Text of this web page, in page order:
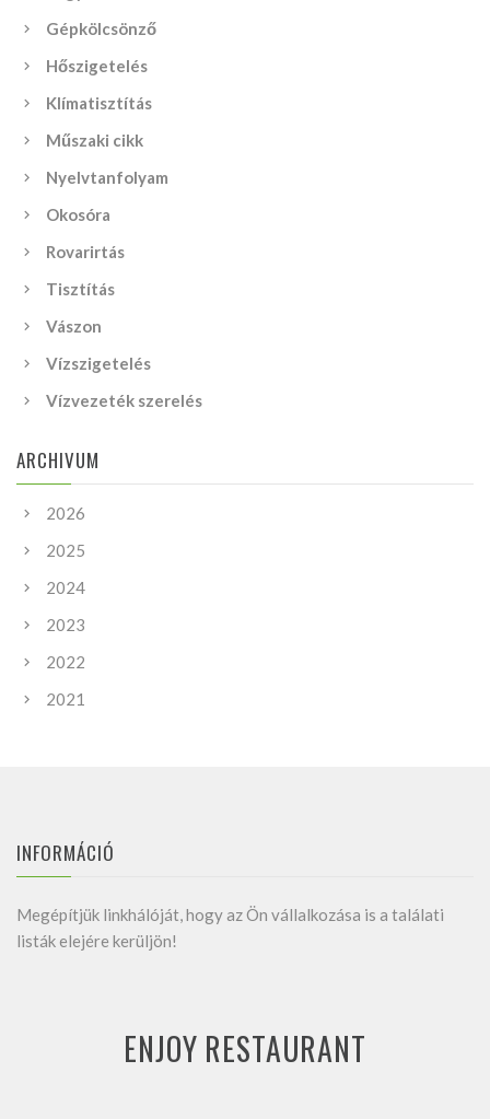
Gépkölcsönző
Hőszigetelés
Klímatisztítás
Műszaki cikk
Nyelvtanfolyam
Okosóra
Rovarirtás
Tisztítás
Vászon
Vízszigetelés
Vízvezeték szerelés
ARCHIVUM
2026
2025
2024
2023
2022
2021
INFORMÁCIÓ
Megépítjük linkhálóját, hogy az Ön vállalkozása is a találati
listák elejére kerüljön!
ENJOY RESTAURANT